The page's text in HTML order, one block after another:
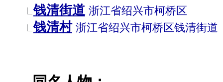
钱清街道 浙江省绍兴市柯桥区
钱清村 浙江省绍兴市柯桥区钱清街道